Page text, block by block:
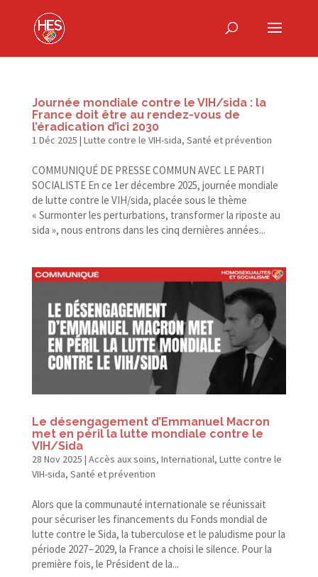
Journée mondiale contre le VIH/​sida : la
France doit être au rendez-​vous de
l’éradication d’ici 2030
1 Déc 2025 | Lutte contre le VIH-sida, Santé et prévention
COMMUNIQUÉ DE PRESSE COMMUN AVEC LE PARTI
SOCIALISTE En ce 1er décembre 2025, journée mondiale
de lutte contre le VIH/​sida, placée sous le thème
« Surmonter les perturbations, transformer la riposte au
sida », nous entrons dans les cinq dernières années...
Le désengagement d’Emmanuel Macron
met en péril la lutte mondiale contre le
VIH/​Sida
28 Nov 2025 | Accès aux soins, International, Lutte contre le
VIH-sida, Santé et prévention
Alors que la communauté internationale se réunissait
pour sécuriser les financements du Fonds mondial de
lutte contre le Sida, la tuberculose et le paludisme pour la
période 2027 – 2029, la France a choisi le silence. Pour la
première fois, le Président de la...